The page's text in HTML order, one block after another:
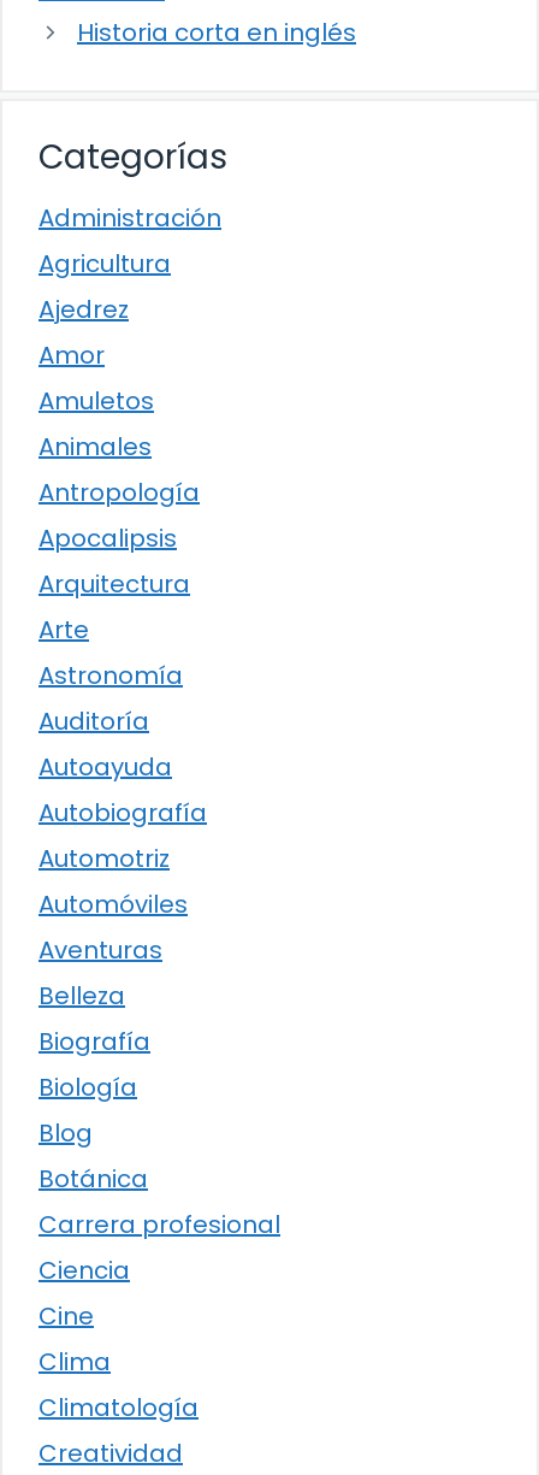
Historia corta en inglés
Categorías
Administración
Agricultura
Ajedrez
Amor
Amuletos
Animales
Antropología
Apocalipsis
Arquitectura
Arte
Astronomía
Auditoría
Autoayuda
Autobiografía
Automotriz
Automóviles
Aventuras
Belleza
Biografía
Biología
Blog
Botánica
Carrera profesional
Ciencia
Cine
Clima
Climatología
Creatividad